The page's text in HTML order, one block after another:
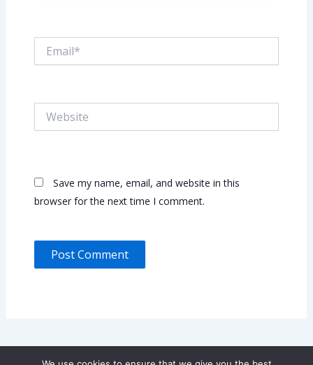
Save my name, email, and website in this
browser for the next time I comment.